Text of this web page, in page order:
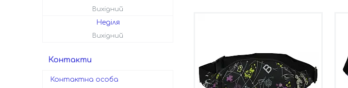
Вихідний
Неділя
Вихідний
Контакти